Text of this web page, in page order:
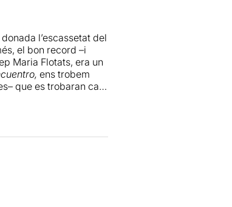
l’escassetat del
el bon record –i
Maria Flotats, era un
ens trobem
que es trobaran cara
i aquest n’està
raó contra l’emoció,
de Jean-François
Flotats. Des d’aquí
ple i dempeus